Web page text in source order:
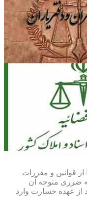
قوانین و مقررات
ضرری متوجه آن
از عهده خسارت وارد